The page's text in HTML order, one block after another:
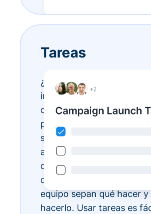
Tareas
¿Tienes listas de tareas
interminables? Hazlas
con Donorbox Tasks.
puedes organizar, priorizar
simplificar todas tus tareas
administrativas diarias,
dentro del ecosistema
que todos los miembros
equipo sepan qué hacer
hacerlo. Usar tareas es